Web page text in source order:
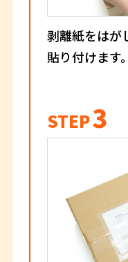
剥離紙をはが
貼り付けます。
STEP3